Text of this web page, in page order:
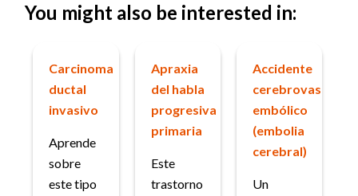
You might also be interested in:
Carcinoma
ductal
invasivo
Aprende
sobre
este tipo
Apraxia
del habla
progresiva
primaria
Este
trastorno
Accidente
cerebrovascular
embólico
(embolia
cerebral)
Un